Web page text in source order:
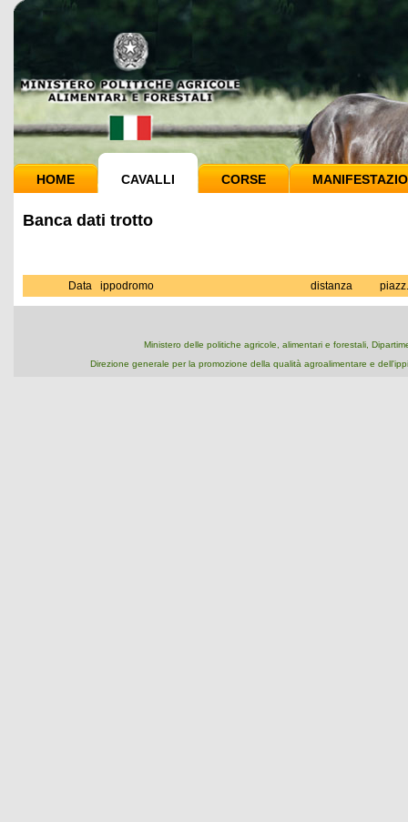
HOME CAVALLI CORSE
Banca dati trotto
Data ippodromo distanza piazz.
Ministero delle politiche agricole, alimentari e forestali,
Direzione generale per la promozione della qualità agroalimentare e